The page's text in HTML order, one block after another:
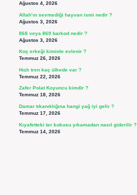
Ağustos 4, 2026
Allah’ın sevmediği hayvan ismi nedir ?
Ağustos 3, 2026
868 veya 869 barkod nedir ?
Ağustos 3, 2026
Koç erkeği kiminle evlenir ?
Temmuz 26, 2026
Hızlı tren kaç ülkede var ?
Temmuz 22, 2026
Zafer Polat Koyuncu kimdir ?
Temmuz 18, 2026
Damar tıkanıklığına hangi yağ iyi gelir ?
Temmuz 17, 2026
Kıyafetteki ter kokusu yıkamadan nasıl giderilir ?
Temmuz 14, 2026